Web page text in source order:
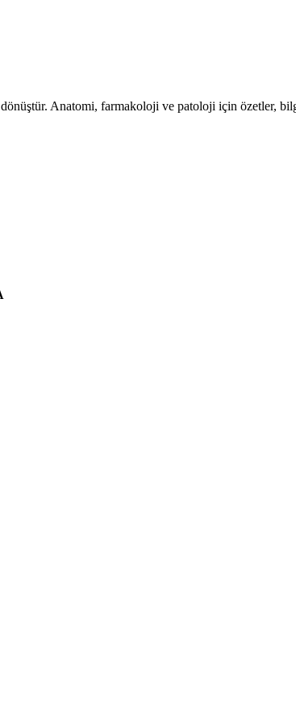
Anatomi, farmakoloji ve patoloji için özetler,